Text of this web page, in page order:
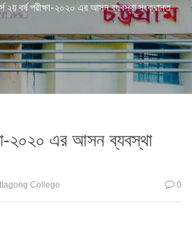
২য় বর্ষ পরীক্ষা-২০২০ এর আসন ব্যবস্থা সংক্রান্ত
২০২০ এর আসন ব্যবস্থা
College 0